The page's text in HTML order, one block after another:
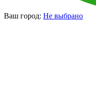
Ваш город: Не выбрано